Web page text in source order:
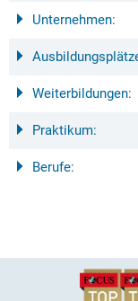
Unternehmen:
Weiterbildungen:
Praktikum:
Berufe: